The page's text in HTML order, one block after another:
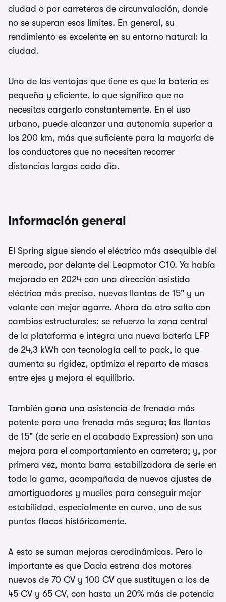
ciudad o por carreteras de circunvalación, donde
no se superan esos límites. En general, su
rendimiento es excelente en su entorno natural: la
ciudad.
Una de las ventajas que tiene es que la batería es
pequeña y eficiente, lo que significa que no
necesitas cargarlo constantemente. En el uso
urbano, puede alcanzar una autonomía superior a
los 200 km, más que suficiente para la mayoría de
los conductores que no necesiten recorrer
distancias largas cada día.
Información general
El Spring sigue siendo el eléctrico más asequible del
mercado, por delante del Leapmotor C10. Ya había
mejorado en 2024 con una dirección asistida
eléctrica más precisa, nuevas llantas de 15" y un
volante con mejor agarre. Ahora da otro salto con
cambios estructurales: se refuerza la zona central
de la plataforma e integra una nueva batería LFP
de 24,3 kWh con tecnología cell to pack, lo que
aumenta su rigidez, optimiza el reparto de masas
entre ejes y mejora el equilibrio.
También gana una asistencia de frenada más
potente para una frenada más segura; las llantas
de 15" (de serie en el acabado Expression) son una
mejora para el comportamiento en carretera; y, por
primera vez, monta barra estabilizadora de serie en
toda la gama, acompañada de nuevos ajustes de
amortiguadores y muelles para conseguir mejor
estabilidad, especialmente en curva, uno de sus
puntos flacos históricamente.
A esto se suman mejoras aerodinámicas. Pero lo
importante es que Dacia estrena dos motores
nuevos de 70 CV y 100 CV que sustituyen a los de
45 CV y 65 CV, con hasta un 20% más de potencia